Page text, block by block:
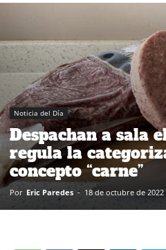
Noticia del Día
Despachan a sala
regula la
concepto “carne”
Por Eric Paredes - 18 de octubre de 2022